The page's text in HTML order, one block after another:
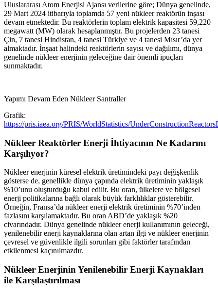
Uluslararası Atom Enerjisi Ajansı verilerine göre; Dünya genelinde,
29 Mart 2024 itibarıyla toplamda 57 yeni nükleer reaktörün inşası
devam etmektedir. Bu reaktörlerin toplam elektrik kapasitesi 59,220
megawatt (MW) olarak hesaplanmıştır. Bu projelerden 23 tanesi
Çin, 7 tanesi Hindistan, 4 tanesi Türkiye ve 4 tanesi Mısır’da yer
almaktadır. İnşaat halindeki reaktörlerin sayısı ve dağılımı, dünya
genelinde nükleer enerjinin geleceğine dair önemli ipuçları
sunmaktadır.
Yapımı Devam Eden Nükleer Santraller
Grafik:
https://pris.iaea.org/PRIS/WorldStatistics/
Nükleer Reaktörler Enerji İhtiyacının Ne Kadarını
Karşılıyor?
Nükleer enerjinin küresel elektrik üretimindeki payı değişkenlik
gösterse de, genellikle dünya çapında elektrik üretiminin yaklaşık
%10’unu oluşturduğu kabul edilir. Bu oran, ülkelere ve bölgesel
enerji politikalarına bağlı olarak büyük farklılıklar gösterebilir.
Örneğin, Fransa’da nükleer enerji elektrik üretiminin %70’inden
fazlasını karşılamaktadır. Bu oran ABD’de yaklaşık %20
civarındadır. Dünya genelinde nükleer enerji kullanımının geleceği,
yenilenebilir enerji kaynaklarına olan artan ilgi ve nükleer enerjinin
çevresel ve güvenlikle ilgili sorunları gibi faktörler tarafından
etkilenmesi kaçınılmazdır.
Nükleer Enerjinin Yenilenebilir Enerji Kaynakları
ile Karşılaştırılması